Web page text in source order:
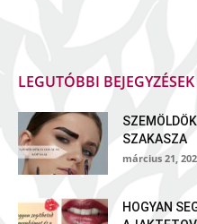
LEGUTÓBBI
SZAKASZA
március 21,
HOGYAN